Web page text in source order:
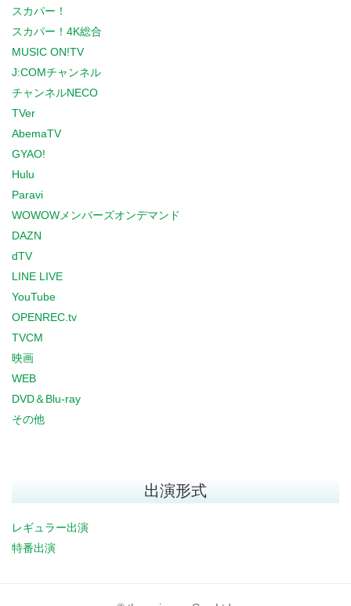
スカパー！
スカパー！4K総合
MUSIC ON!TV
J:COMチャンネル
チャンネルNECO
TVer
AbemaTV
GYAO!
Hulu
Paravi
WOWOWメンバーズオンデマンド
DAZN
dTV
LINE LIVE
YouTube
OPENREC.tv
TVCM
映画
WEB
DVD＆Blu-ray
その他
出演形式
レギュラー出演
特番出演